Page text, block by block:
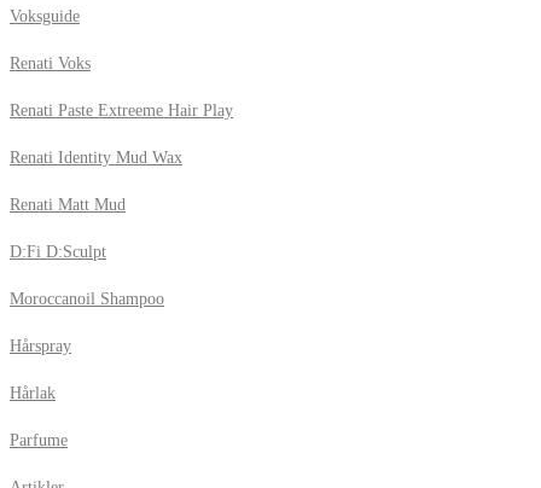
Voksguide
Renati Voks
Renati Paste Extreeme Hair Play
Renati Identity Mud Wax
Renati Matt Mud
D:Fi D:Sculpt
Moroccanoil Shampoo
Hårspray
Hårlak
Parfume